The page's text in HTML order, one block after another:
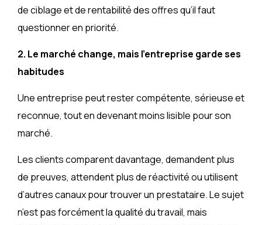
de ciblage et de rentabilité des offres qu’il faut
questionner en priorité.
2. Le marché change, mais l’entreprise garde ses
habitudes
Une entreprise peut rester compétente, sérieuse et
reconnue, tout en devenant moins lisible pour son
marché.
Les clients comparent davantage, demandent plus
de preuves, attendent plus de réactivité ou utilisent
d’autres canaux pour trouver un prestataire. Le sujet
n’est pas forcément la qualité du travail, mais